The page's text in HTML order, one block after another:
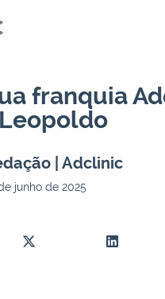
franquia
| Adclinic
junho de 2025